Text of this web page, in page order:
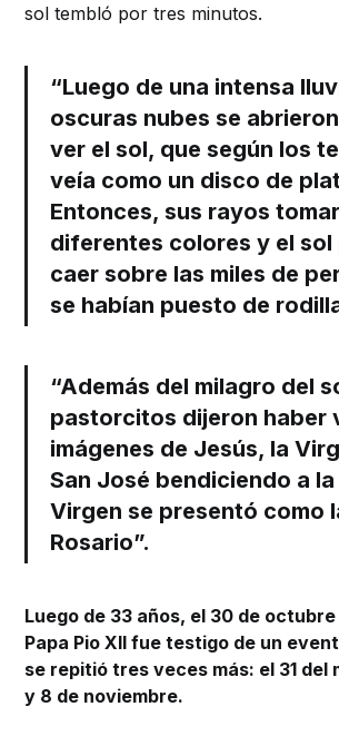
sol tembló por tres minutos.
“Luego de una intensa
oscuras nubes se
ver el sol, que según los
veía como un disco de
Entonces, sus rayos
diferentes colores y el sol
caer sobre las miles de
se habían puesto de
“Además del milagro del
pastorcitos dijeron haber
imágenes de Jesús, la
San José bendiciendo a
Virgen se presentó como
Rosario”.
Luego de 33 años, el 30 de octubre
Papa Pio XII fue testigo de un
se repitió tres veces más: el 31 del
y 8 de noviembre.